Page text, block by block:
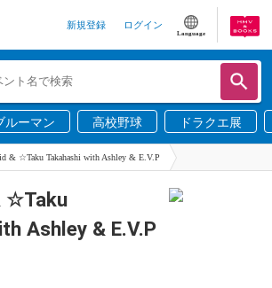
新規登録 ログイン
Language
ルーマン 高校野球 ドラクエ展
& ☆Taku Takahashi with Ashley & E.V.P
☆Taku
Ashley & E.V.P